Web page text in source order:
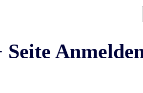
Seite